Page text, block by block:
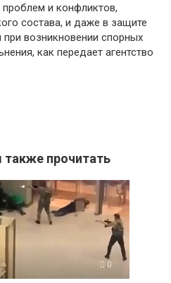
проблем и конфликтов,
состава, и даже в защите
при возникновении спорных
как передает агентство
прочитать
0